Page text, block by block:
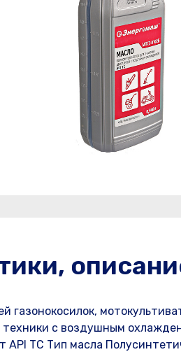
газонокосилок,
техники с воздушным
TC Тип масла